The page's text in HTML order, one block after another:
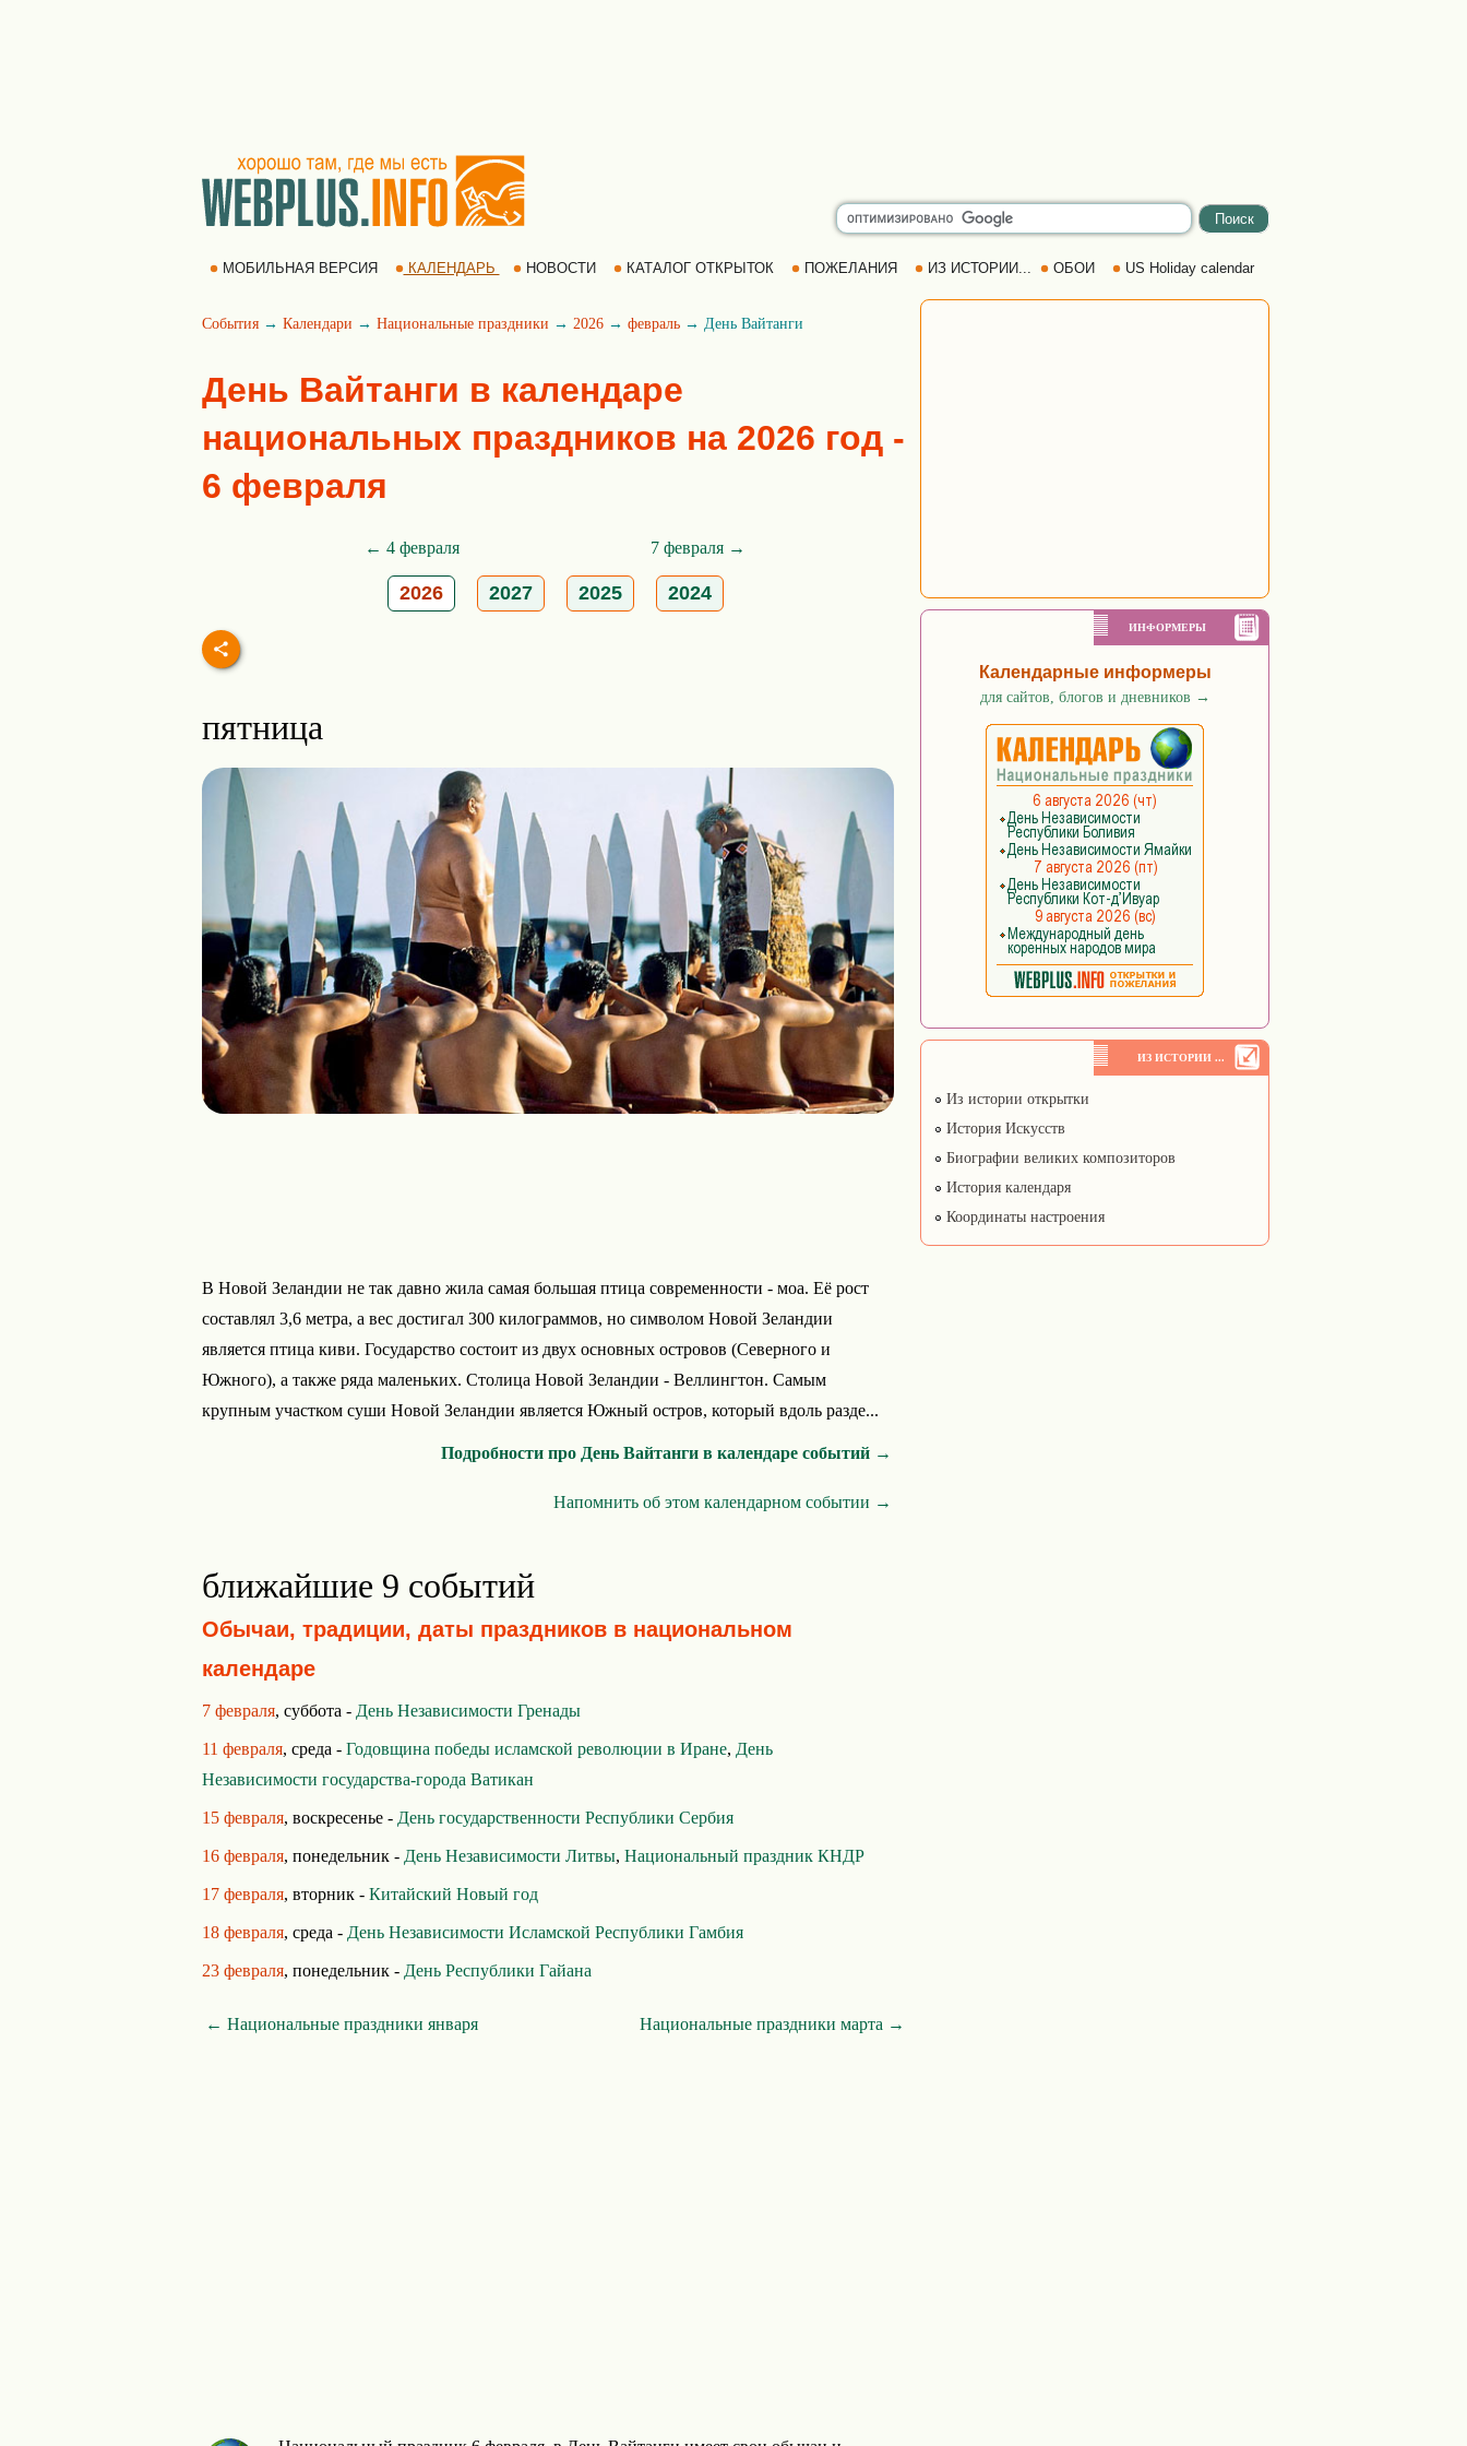
МОБИЛЬНАЯ ВЕРСИЯ КАЛЕНДАРЬ НОВОСТИ КАТАЛОГ ОТКРЫТОК ПОЖЕЛАНИЯ ИЗ ИСТОРИИ... ОБОИ US Holiday calendar
События → Календари → Национальные праздники → 2026 → февраль → День Вайтанги
День Вайтанги в календаре
национальных праздников на 2026 год -
6 февраля
← 4 февраля 7 февраля →
2026 2027 2025 2024
пятница
В Новой Зеландии не так давно жила самая большая птица современности - моа. Её рост
составлял 3,6 метра, а вес достигал 300 килограммов, но символом Новой Зеландии
является птица киви. Государство состоит из двух основных островов (Северного и
Южного), а также ряда маленьких. Столица Новой Зеландии - Веллингтон. Самым
крупным участком суши Новой Зеландии является Южный остров, который вдоль разде...
Подробности про День Вайтанги в календаре событий →
Напомнить об этом календарном событии →
ближайшие 9 событий
Обычаи, традиции, даты праздников в национальном
календаре
7 февраля, суббота - День Независимости Гренады
11 февраля, среда - Годовщина победы исламской революции в Иране, День
Независимости государства-города Ватикан
15 февраля, воскресенье - День государственности Республики Сербия
16 февраля, понедельник - День Независимости Литвы, Национальный праздник КНДР
17 февраля, вторник - Китайский Новый год
18 февраля, среда - День Независимости Исламской Республики Гамбия
23 февраля, понедельник - День Республики Гайана
← Национальные праздники января Национальные праздники марта →
ИНФОРМЕРЫ
Календарные информеры
для сайтов, блогов и дневников →
ИЗ ИСТОРИИ ...
Из истории открытки
История Искусств
Биографии великих композиторов
История календаря
Координаты настроения